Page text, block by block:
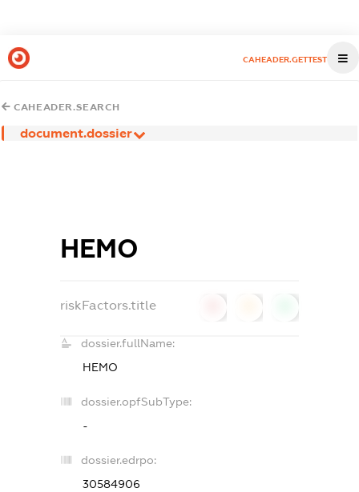
CAHEADER.GETTEST
CAHEADER.SEARCH
document.dossier
НЕМО
riskFactors.title
dossier.fullName:
НЕМО
dossier.opfSubType:
-
dossier.edrpo:
30584906